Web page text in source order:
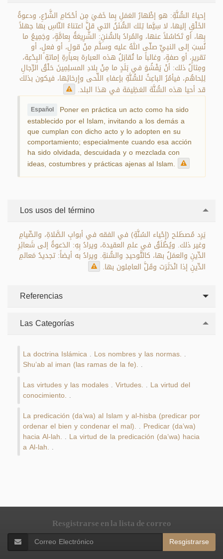
إحياءُ السُّنَّةِ: هو إظْهارُ العَمَلِ بِما خَفيَ مِن أحْكامِ الشَّرْعِ، ودعوةُ
الخَلْقِ إليها، لا سِيَّما تِلك السُّنَنُ التي قلَّ اعتناءُ النّاسِ بها جهلاً
بِها، أو تَكاسُلاً عنها، والمُرادُ بالسُّننِ: الشَّرِيعَةُ بِعامَّةٍ، وجَمِيعُ ما
نُسِبَ إلى النبيِّ صلّى اللهُ عليه وسلَّم مِنْ قولٍ، أو فعلٍ، أو
تقريرٍ، أو صفةٍ، وغالباً ما تُقابَلُ هذه العبارة بعبارةِ إماتةِ البِدْعِة،
ومِثالُ ذلك: أنْ يَفْشُوَ في بَلَدٍ ما مِنْ بلادِ المسلِمِينَ حَلْقُ الرِّجالِ
لِلِحاهُم، فيأمُرُ الباعِثُ للسُّنَّةِ بإعفاءِ اللِّحى وإِرخائِها، فيكون بذلك
قد أحيا هذه السُّنَّة العَظِيمَة في هذا البلد.
Español Poner en práctica un acto como ha sido
establecido por el Islam, invitando a los demás a
que cumplan con dicho acto y lo adopten en su
comportamiento; especialmente cuando esa acción
ha sido olvidada, descuidada y o mezclada con
ideas, costumbres y prácticas ajenas al Islam.
Los usos del término
يَرِد مُصطَلح (إِحْياء السُنَّةِ) في الفقه في أبوابِ الصَّلاةِ، والصِّيامِ
وغير ذلك. ويُطْلَقُ في علمِ العقيدة، ويرادُ بِهِ: الدَعوةُ إلى شَعائِرِ
الدِّينِ والعمَلُ بها، كالتَّوحيدِ والسُّنةِ. ويرادُ به أيضاً: تجديدُ مَعالمِ
الدِّينِ إذا انْدَثَرَت وقَلَّ العامِلون بها.
Referencias
Las Categorías
La doctrina Islámica Los nombres y las normas.
Shu’ab al iman (las ramas de la fe).
Las virtudes y las modales Virtudes. La virtud del
conocimiento.
La predicación (da’wa) al Islam y al-hisba (predicar por
ordenar el bien y condenar el mal). Predicar (da’wa)
hacia Al-lah. La virtud de la predicación (da’wa) hacia
a Al-lah.
Resgistrarse en la lista de correo
Resgistrarse